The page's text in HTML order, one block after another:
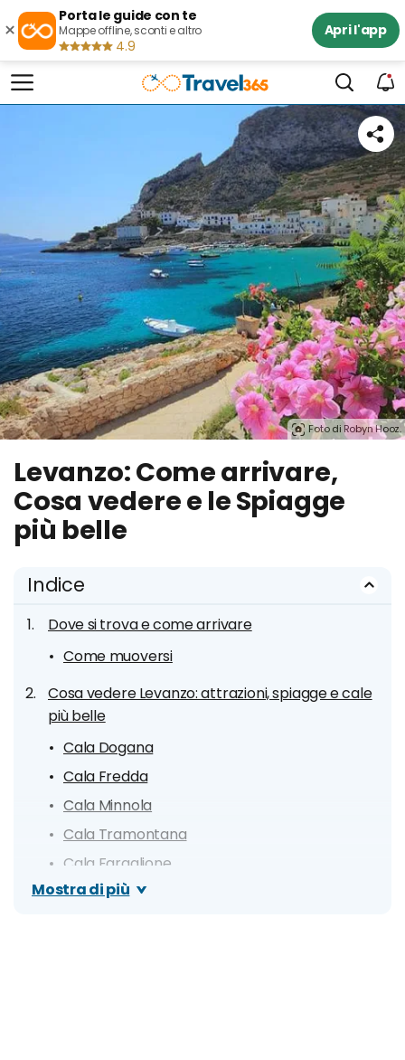
×
Porta le guide con te
Mappe offline, sconti e altro
4.9
Apri l'app
Foto di Robyn Hooz.
Levanzo: Come arrivare,
Cosa vedere e le Spiagge
più belle
Indice
Dove si trova e come arrivare
Come muoversi
Cosa vedere Levanzo: attrazioni, spiagge e cale
più belle
Cala Dogana
Cala Fredda
Cala Minnola
Cala Tramontana
Cala Faraglione
Grotta Del Genovese
Mostra di più